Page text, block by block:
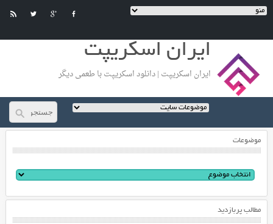
ایران اسکریپت
ایران اسکریپت | دانلود اسکریپت با طعمی دیگر
موضوعات
مطالب پربازدید